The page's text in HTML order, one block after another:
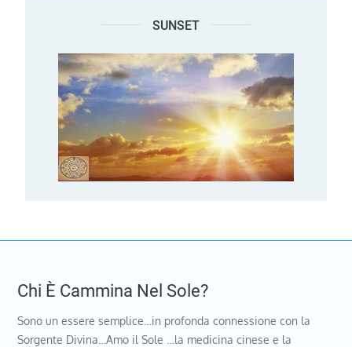
SUNSET
Chi È Cammina Nel Sole?
Sono un essere semplice…in profonda connessione con la
Sorgente Divina…Amo il Sole …la medicina cinese e la